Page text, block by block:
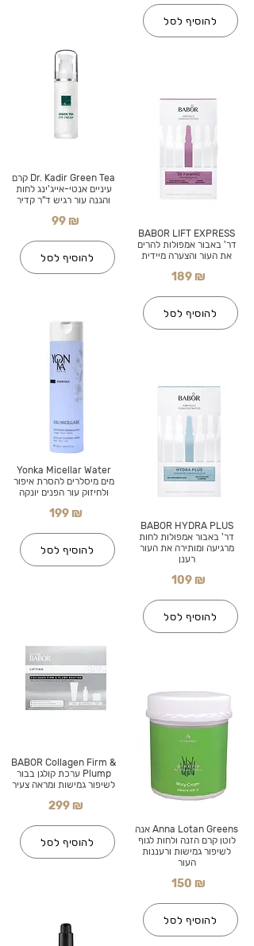
Dr. Kadir Green Tea קרם
עיניים אנטי-אייג'ינג לחות
והגנה עור רגיש ד"ר קדיר
99 ₪
להוסיף לסל
Yonka Micellar Water
מים מיסלרים להסרת איפור
ולחיזוק עור הפנים יונקה
199 ₪
להוסיף לסל
BABOR Collagen Firm &
Plump ערכת קולגן בבור
לשיפור גמישות ומראה צעיר
299 ₪
להוסיף לסל
להוסיף לסל
BABOR LIFT EXPRESS
דר' באבור אמפולות להרים
את העור והצערה מיידית
189 ₪
להוסיף לסל
BABOR HYDRA PLUS
דר' באבור אמפולות לחות
מרגיעה ומותירה את העור
רענן
109 ₪
להוסיף לסל
Anna Lotan Greens אנה
לוטן קרם הזנה ולחות לגוף
לשיפור גמישות ורעננות
העור
150 ₪
להוסיף לסל